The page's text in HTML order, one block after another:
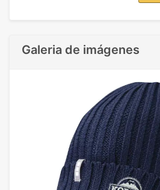
Galeria de imágenes